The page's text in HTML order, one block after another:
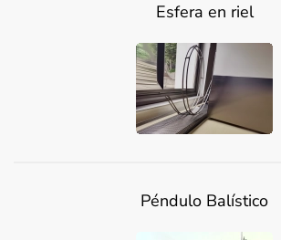
Esfera en riel
Péndulo Balístico